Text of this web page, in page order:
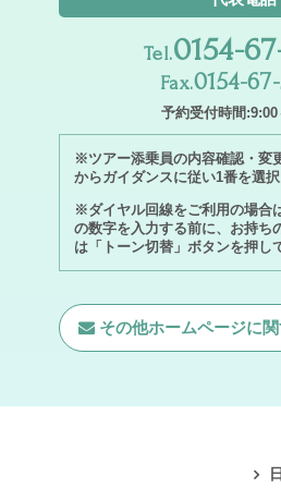
Tel.0154-
Fax.0154-
予約受付時間:9:00
※ツアー添乗員の内容確認・変
からガイダンスに従い1番を選択
※ダイヤル回線をご利用の場合
の数字を入力する前に、お持ち
は「トーン切替」ボタンを押し
その他ホームページに